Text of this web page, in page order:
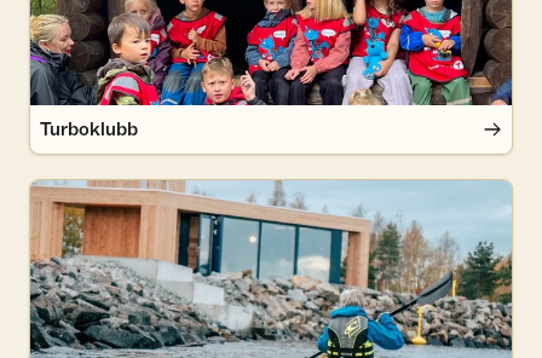
Turboklubb
Badstue og kajakkutleie